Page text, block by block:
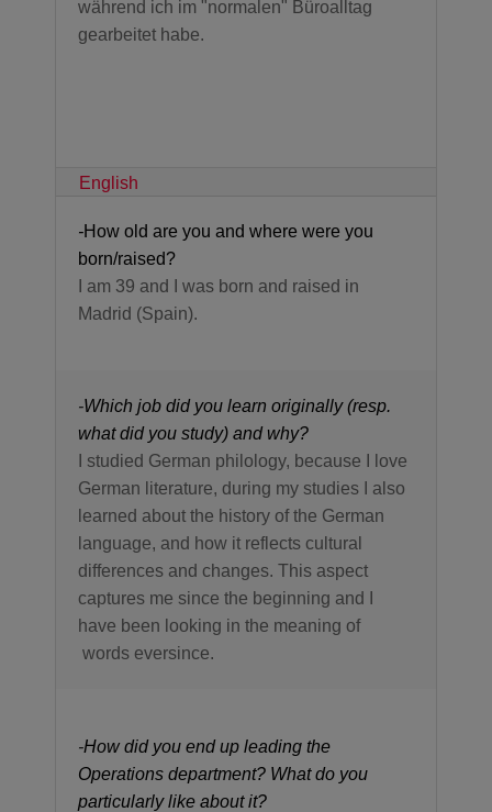
während ich im "normalen" Büroalltag
gearbeitet habe.
English
-How old are you and where were you
born/raised?
I am 39 and I was born and raised in
Madrid (Spain).
-Which job did you learn originally (resp.
what did you study) and why?
I studied German philology, because I love
German literature, during my studies I also
learned about the history of the German
language, and how it reflects cultural
differences and changes. This aspect
captures me since the beginning and I
have been looking in the meaning of
words eversince.
-How did you end up leading the
Operations department? What do you
particularly like about it?